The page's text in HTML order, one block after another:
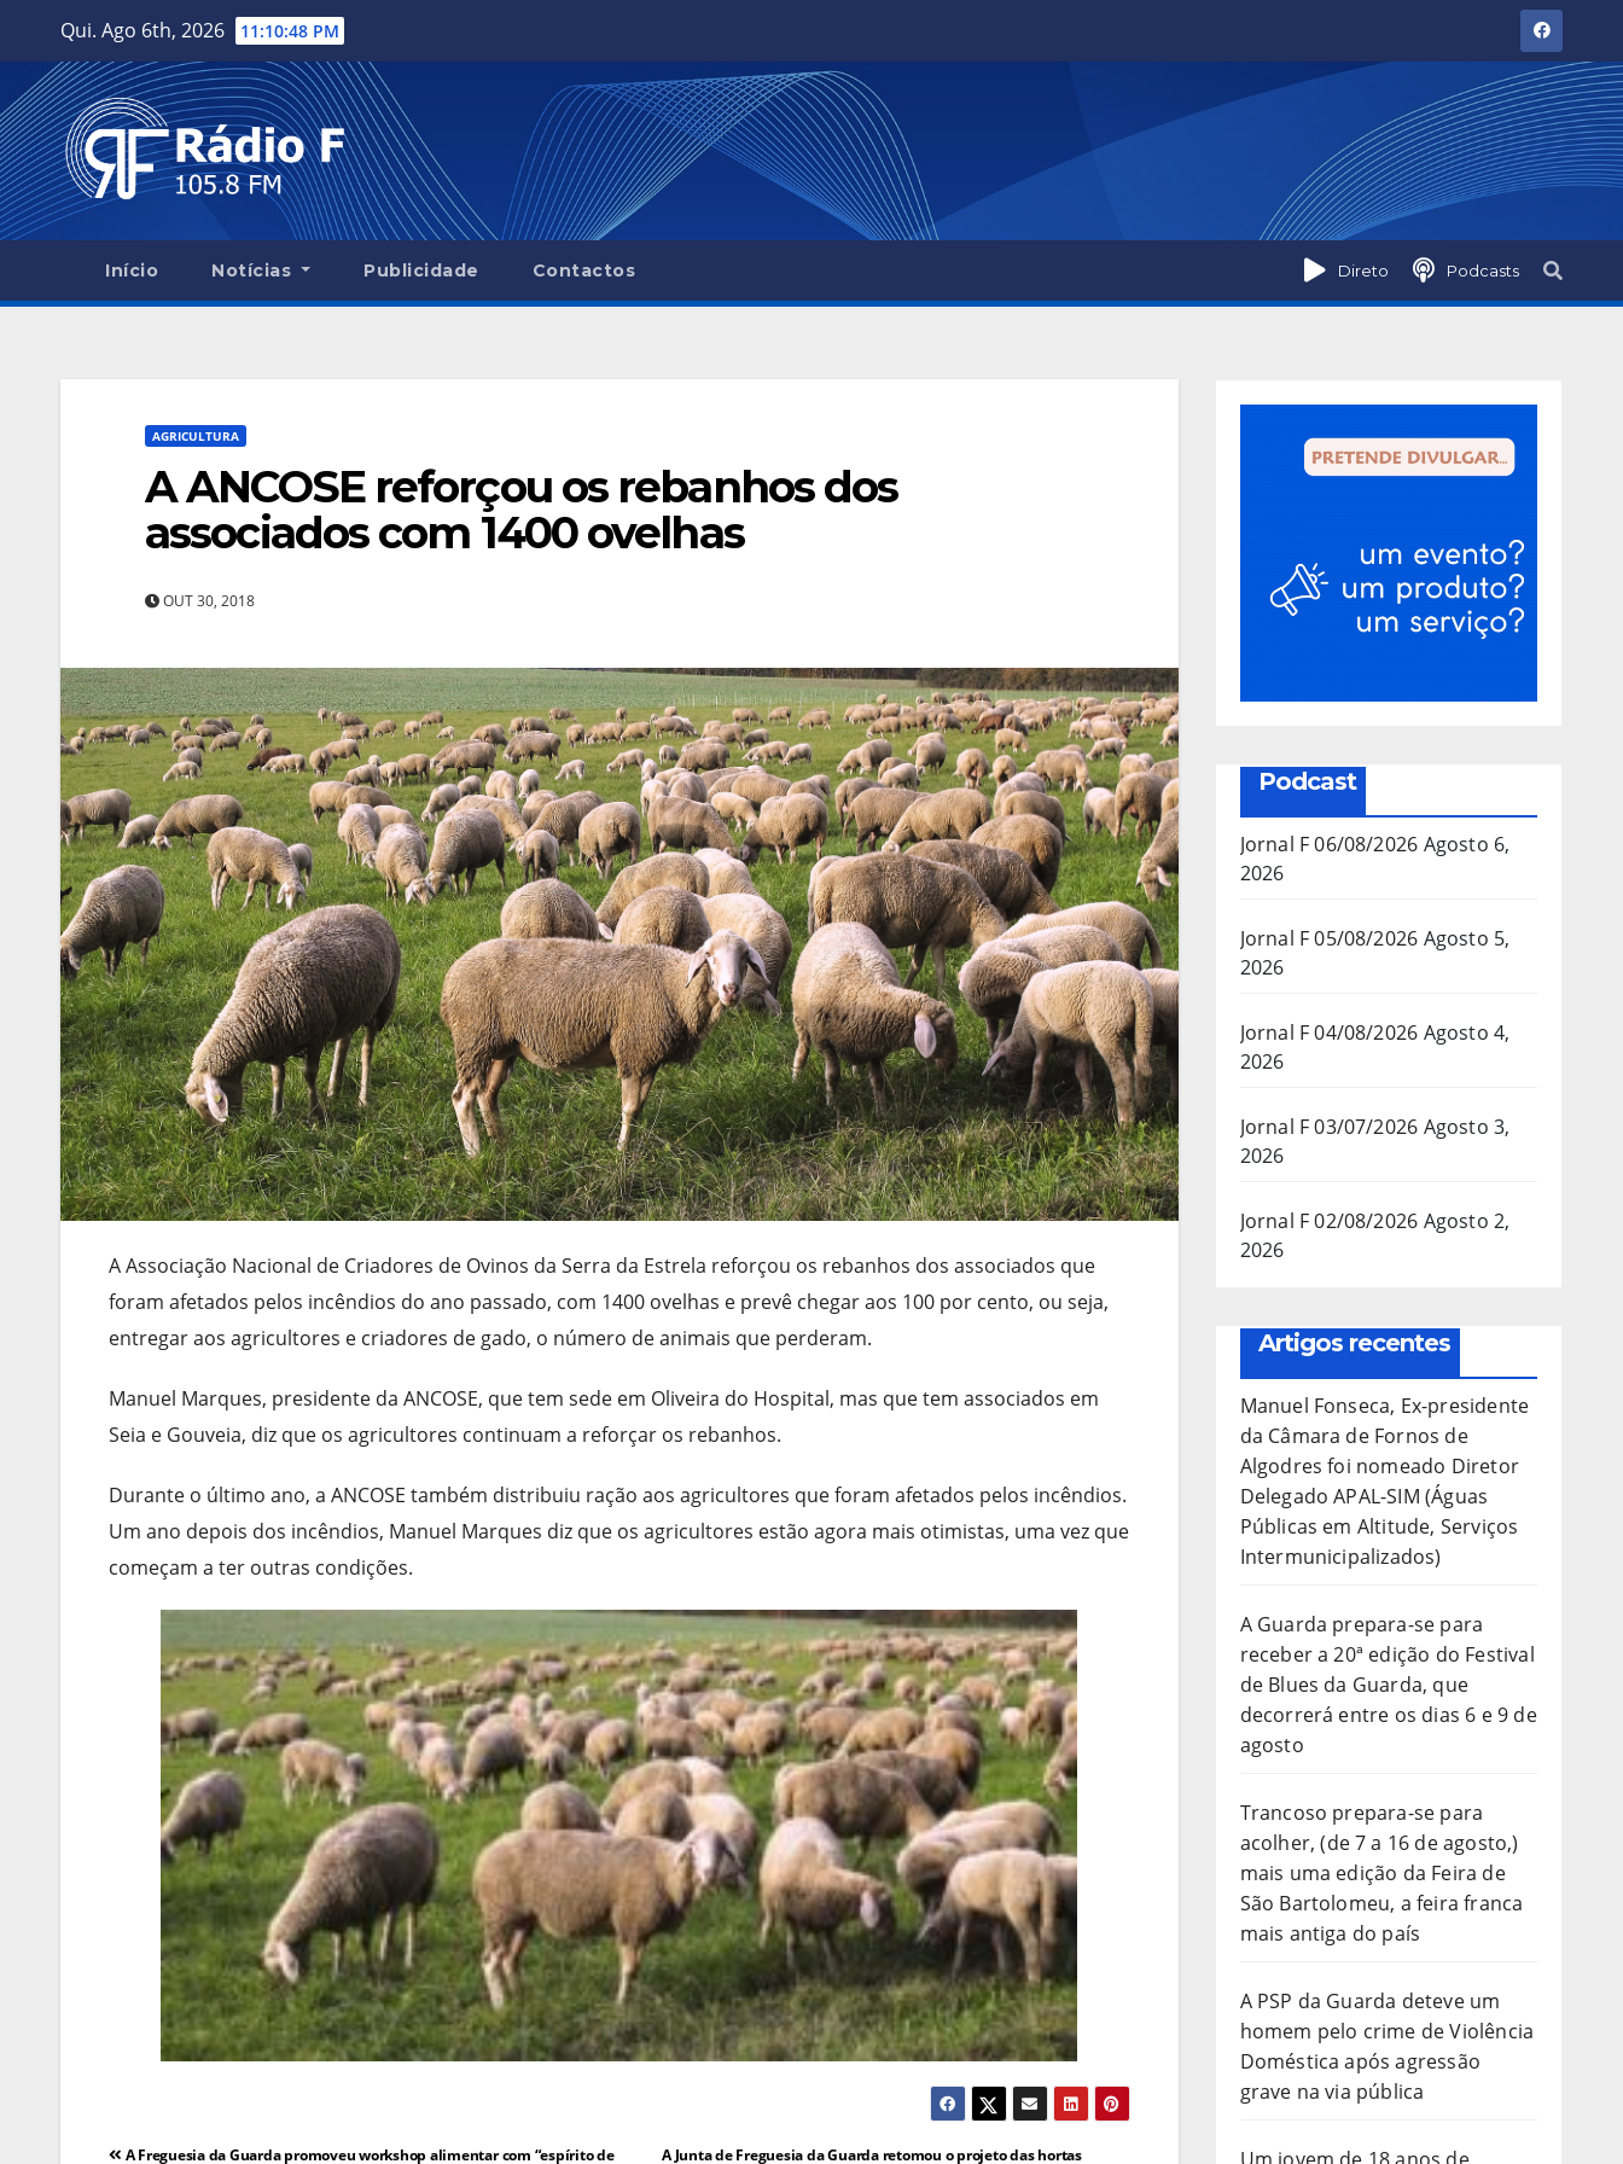
content
Qui. Ago 6th, 2026 11:10:49 PM
Direto Podcasts
Início Notícias Publicidade Contactos
AGRICULTURA
A ANCOSE reforçou os rebanhos dos
associados com 1400 ovelhas
OUT 30, 2018
A Associação Nacional de Criadores de Ovinos da Serra da Estrela reforçou os rebanhos dos associados que
foram afetados pelos incêndios do ano passado, com 1400 ovelhas e prevê chegar aos 100 por cento, ou seja,
entregar aos agricultores e criadores de gado, o número de animais que perderam.
Manuel Marques, presidente da ANCOSE, que tem sede em Oliveira do Hospital, mas que tem associados em
Seia e Gouveia, diz que os agricultores continuam a reforçar os rebanhos.
Durante o último ano, a ANCOSE também distribuiu ração aos agricultores que foram afetados pelos incêndios.
Um ano depois dos incêndios, Manuel Marques diz que os agricultores estão agora mais otimistas, uma vez que
começam a ter outras condições.
A Junta de Freguesia da Guarda retomou o projeto das hortas
A Freguesia da Guarda promoveu workshop alimentar com “espírito de
Podcast
Jornal F 06/08/2026 Agosto 6,
2026
Jornal F 05/08/2026 Agosto 5,
2026
Jornal F 04/08/2026 Agosto 4,
2026
Jornal F 03/07/2026 Agosto 3,
2026
Jornal F 02/08/2026 Agosto 2,
2026
Artigos recentes
Manuel Fonseca, Ex-presidente
da Câmara de Fornos de
Algodres foi nomeado Diretor
Delegado APAL-SIM (Águas
Públicas em Altitude, Serviços
Intermunicipalizados)
A Guarda prepara-se para
receber a 20ª edição do Festival
de Blues da Guarda, que
decorrerá entre os dias 6 e 9 de
agosto
Trancoso prepara-se para
acolher, (de 7 a 16 de agosto,)
mais uma edição da Feira de
São Bartolomeu, a feira franca
mais antiga do país
A PSP da Guarda deteve um
homem pelo crime de Violência
Doméstica após agressão
grave na via pública